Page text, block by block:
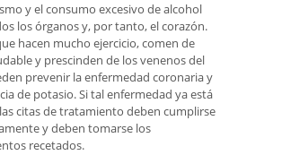
y el consumo excesivo de alcohol
los órganos y, por tanto, el corazón.
hacen mucho ejercicio, comen de
y prescinden de los venenos del
prevenir la enfermedad coronaria y
de potasio. Si tal enfermedad ya está
citas de tratamiento deben cumplirse
y deben tomarse los
recetados.